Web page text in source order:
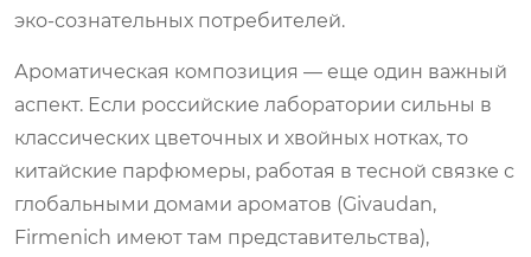
эко-сознательных потребителей.
Ароматическая композиция — еще один важный
аспект. Если российские лаборатории сильны в
классических цветочных и хвойных нотках, то
китайские парфюмеры, работая в тесной связке с
глобальными домами ароматов (Givaudan,
Firmenich имеют там представительства),